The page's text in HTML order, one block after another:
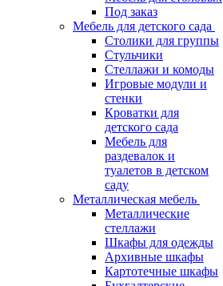
Под заказ
Мебель для детского сада
Столики для группы
Стульчики
Стеллажи и комоды
Игровые модули и
стенки
Кроватки для
детского сада
Мебель для
раздевалок и
туалетов в детском
саду
Металлическая мебель
Металлические
стеллажи
Шкафы для одежды
Архивные шкафы
Картотечные шкафы